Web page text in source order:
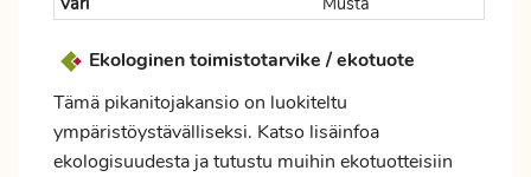
Ekologinen toimistotarvike / ekotuote
Tämä pikanitojakansio on luokiteltu
ympäristöystävälliseksi. Katso lisäinfoa
ekologisuudesta ja tutustu muihin ekotuotteisiin